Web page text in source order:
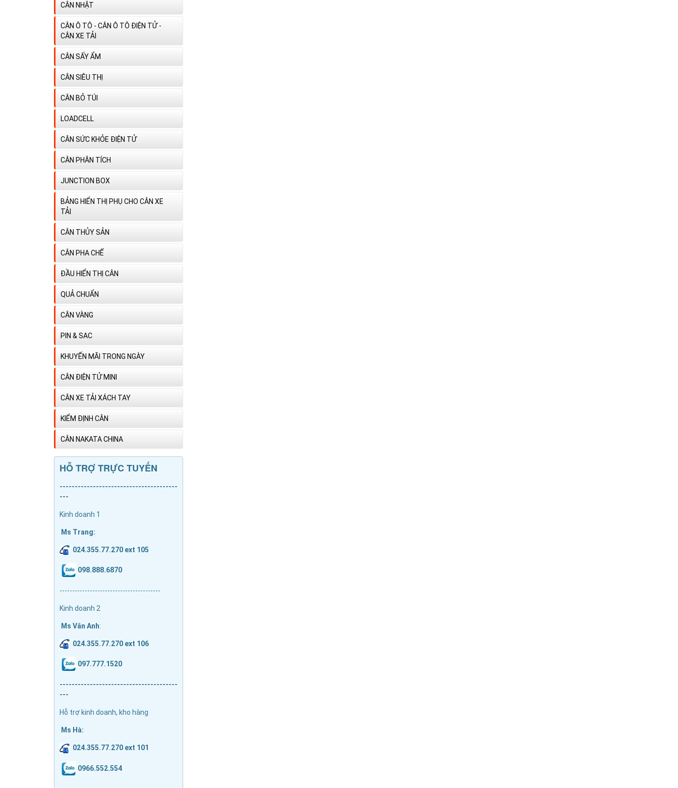
CÂN NHẬT
CÂN Ô TÔ - CÂN Ô TÔ ĐIỆN TỬ -
CÂN XE TẢI
CÂN SẤY ẨM
CÂN SIÊU THỊ
CÂN BỎ TÚI
LOADCELL
CÂN SỨC KHỎE ĐIỆN TỬ
CÂN PHÂN TÍCH
JUNCTION BOX
BẢNG HIỂN THỊ PHỤ CHO CÂN XE
TẢI
CÂN THỦY SẢN
CÂN PHA CHẾ
ĐẦU HIỂN THỊ CÂN
QUẢ CHUẨN
CÂN VÀNG
PIN & SAC
KHUYẾN MÃI TRONG NGÀY
CÂN ĐIỆN TỬ MINI
CÂN XE TẢI XÁCH TAY
KIỂM ĐỊNH CÂN
CÂN NAKATA CHINA
HỖ TRỢ TRỰC TUYẾN
---------------------------------------
---
Kinh doanh 1
Ms Trang:
024.355.77.270 ext 105
098.888.6870
----------------------------------------
Kinh doanh 2
Ms Vân Anh:
024.355.77.270 ext 106
097.777.1520
---------------------------------------
---
Hỗ trợ kinh doanh, kho hàng
Ms Hà:
024.355.77.270 ext 101
0966.552.554